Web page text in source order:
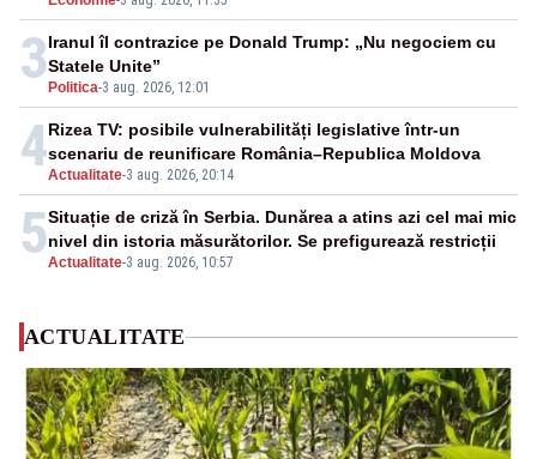
3 Politica-3 aug. 2026, 12:01
Iranul îl contrazice pe Donald Trump: „Nu negociem cu
Statele Unite”
4Actualitate-3 aug. 2026, 20:14
Rizea TV: posibile vulnerabilități legislative într-un
scenariu de reunificare România–Republica Moldova
5Actualitate-3 aug. 2026, 10:57
Situație de criză în Serbia. Dunărea a atins azi cel mai mic
nivel din istoria măsurătorilor. Se prefigurează restricții
ACTUALITATE